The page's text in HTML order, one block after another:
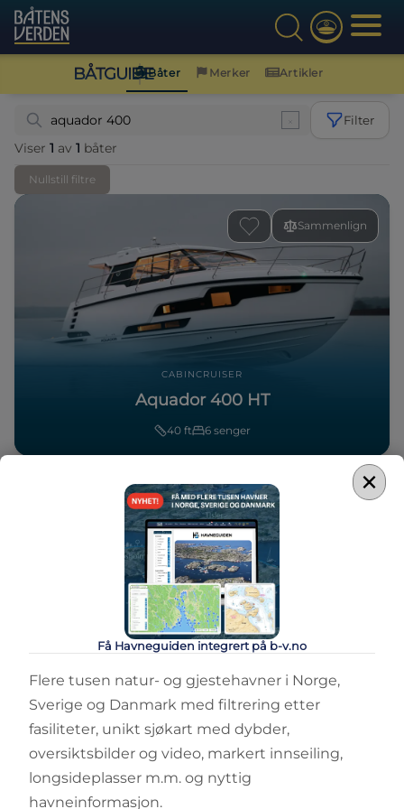
BÅTGUIDEBåter Merker Artikler
Filter
Viser 1 av 1 båter
Nullstill filtre
Sammenlign
CABINCRUISER
Aquador 400 HT
40 ft 6 senger
×
Få Havneguiden integrert på b-v.no
Flere tusen natur- og gjestehavner i Norge,
Sverige og Danmark med filtrering etter
fasiliteter, unikt sjøkart med dybder,
oversiktsbilder og video, markert innseiling,
longsideplasser m.m. og nyttig
havneinformasjon.